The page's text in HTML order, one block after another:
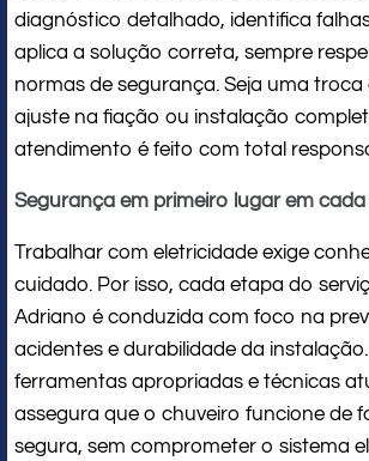
diagnóstico detalhado, identifica
aplica a solução correta, sempre
normas de segurança. Seja uma troca
ajuste na fiação ou instalação
atendimento é feito com total
Segurança em primeiro lugar em cada
Trabalhar com eletricidade exige
cuidado. Por isso, cada etapa do
Adriano é conduzida com foco na
acidentes e durabilidade da
ferramentas apropriadas e técnicas
assegura que o chuveiro funcione de
segura, sem comprometer o sistema